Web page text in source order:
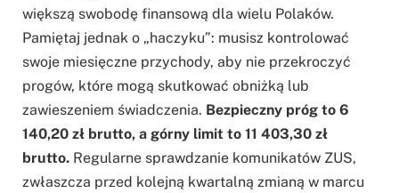
większą swobodę finansową dla wielu Polaków.
Pamiętaj jednak o „haczyku”: musisz kontrolować
swoje miesięczne przychody, aby nie przekroczyć
progów, które mogą skutkować obniżką lub
zawieszeniem świadczenia. Bezpieczny próg to 6
140,20 zł brutto, a górny limit to 11 403,30 zł
brutto. Regularne sprawdzanie komunikatów ZUS,
zwłaszcza przed kolejną kwartalną zmianą w marcu